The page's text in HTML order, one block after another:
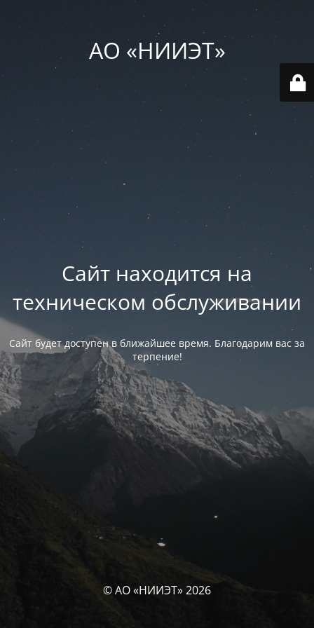
АО «НИИЭТ»
Сайт находится на
техническом обслуживании
Сайт будет доступен в ближайшее время. Благодарим вас за
терпение!
© АО «НИИЭТ» 2026